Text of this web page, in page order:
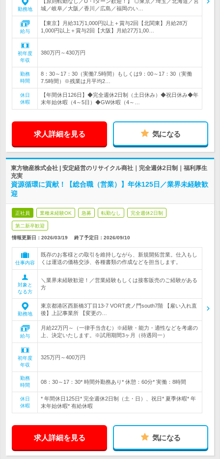
勤務地
城／岐阜／大阪／香川／広島／福岡のい…
給与
【東京】月給31万1,000円以上＋賞与2回【北関東】月給28万
1,000円以上＋賞与2回【大阪】月給27万1,00…
初年度
年収
380万円～430万円
勤務
時間
8：30～17：30（実働7.5時間）もしくは9：00～17：30（実働
7.5時間）※残業は月平均2…
休日
休暇
【年間休日126日】◆完全週休2日制（土日休み）◆祝日休み◆年
末年始休暇（4～5日）◆GW休暇（4～…
求人詳細を見る 気になる
東方物産株式会社 | 安定経営のリサイクル商社｜完全週休2日制｜福利厚生
充実
資源循環に貢献！【総合職（営業）】年休125日／業界未経験歓
迎
正社員 業種未経験OK 急募 転勤なし 完全週休2日制
第二新卒歓迎
情報更新日：2026/03/19 終了予定日： 2026/09/10
仕事内容
既存のお客様との取引を維持しながら、新規開拓営業。仕入もし
くは運送の価格交渉、各種書類の作成などを担当します。
対象と
なる方
＼業界未経験歓迎！／営業経験もしくは接客販売のご経験がある
方
勤務地
東京都港区西新橋3丁目13-7 VORT虎ノ門south7階 【雇い入れ直
後】上記事業所 【変更の…
給与
月給22万円～（一律手当含む）※経験・能力・適性などを考慮の
上、決定いたします。※試用期間3ヶ月（待遇同一）
初年度
年収
325万円～400万円
勤務
時間
08：30～17：30* 時間外勤務あり* 休憩：60分* 実働：8時間
休日
休暇
* 年間休日125日* 完全週休2日制（土・日）、祝日* 夏季休暇* 年
末年始休暇* 有給休暇
求人詳細を見る 気になる